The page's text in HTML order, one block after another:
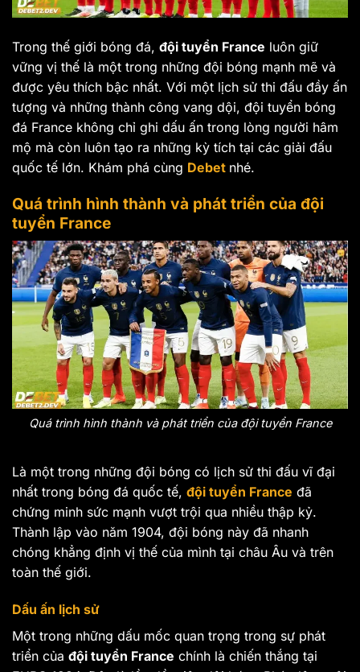
Trong thế giới bóng đá, đội tuyển France luôn giữ
vững vị thế là một trong những đội bóng mạnh mẽ và
được yêu thích bậc nhất. Với một lịch sử thi đấu đầy ấn
tượng và những thành công vang dội, đội tuyển bóng
đá France không chỉ ghi dấu ấn trong lòng người hâm
mộ mà còn luôn tạo ra những kỳ tích tại các giải đấu
quốc tế lớn. Khám phá cùng Debet nhé.
Quá trình hình thành và phát triển của đội
tuyển France
Quá trình hình thành và phát triển của đội tuyển France
Là một trong những đội bóng có lịch sử thi đấu vĩ đại
nhất trong bóng đá quốc tế, đội tuyển France đã
chứng minh sức mạnh vượt trội qua nhiều thập kỷ.
Thành lập vào năm 1904, đội bóng này đã nhanh
chóng khẳng định vị thế của mình tại châu Âu và trên
toàn thế giới.
Dấu ấn lịch sử
Một trong những dấu mốc quan trọng trong sự phát
triển của đội tuyển France chính là chiến thắng tại